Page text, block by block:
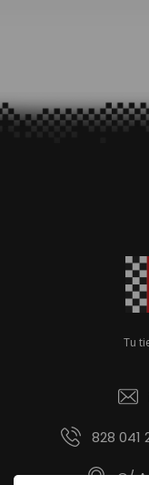
Tu
828 041
C/